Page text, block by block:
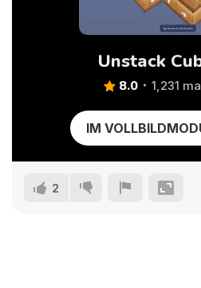
Unstack
8.0 1,231
IM
2